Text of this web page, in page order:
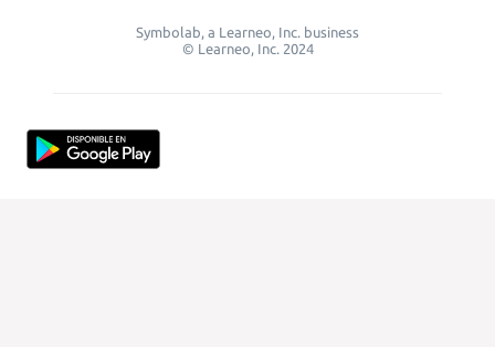
Symbolab, a Learneo, Inc. business
© Learneo, Inc. 2024